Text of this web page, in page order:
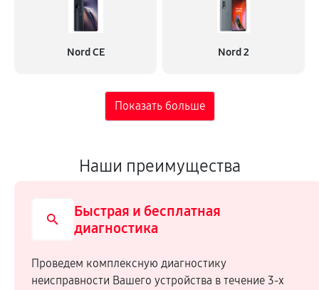
Nord CE Nord 2
Наши преимущества
Быстрая и бесплатная
диагностика
Проведем комплексную диагностику
неисправности Вашего устройства в течение 3-х